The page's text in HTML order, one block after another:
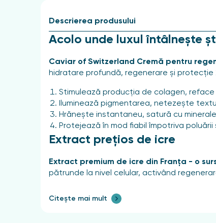
Descrierea produsului
Acolo unde luxul întâlnește
Caviar of Switzerland Cremă pentru
hidratare profundă, regenerare și
Stimulează producția de colagen,
Iluminează pigmentarea, netezește
Hrănește instantaneu, satură cu
Protejează în mod fiabil împotriva poluării
Extract prețios de icre
Extract premium de icre din Franța - o
pătrunde la nivel celular, activând
Principalele avantaje
Citește mai mult